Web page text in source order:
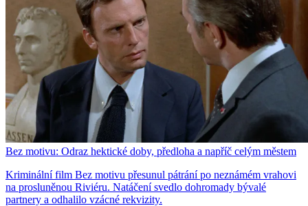
Bez motivu: Odraz hektické doby, předloha a napříč celým městem
Kriminální film Bez motivu přesunul pátrání po neznámém vrahovi
na prosluněnou Riviéru. Natáčení svedlo dohromady bývalé
partnery a odhalilo vzácné rekvizity.